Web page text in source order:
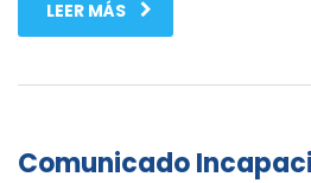
LEER MÁS
Comunicado